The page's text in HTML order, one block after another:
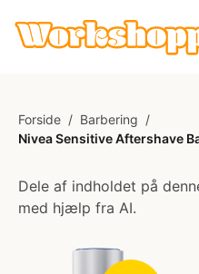
Forside / Barbering /
Nivea Sensitive Aftershave
Dele af indholdet på
med hjælp fra AI.